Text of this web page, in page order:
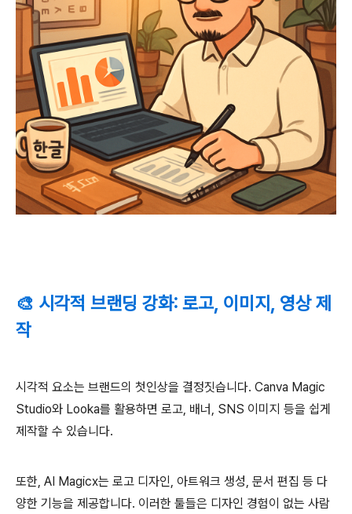
🎨 시각적 브랜딩 강화: 로고, 이미지, 영상 제
작
시각적 요소는 브랜드의 첫인상을 결정짓습니다. Canva Magic
Studio와 Looka를 활용하면 로고, 배너, SNS 이미지 등을 쉽게
제작할 수 있습니다.
또한, AI Magicx는 로고 디자인, 아트워크 생성, 문서 편집 등 다
양한 기능을 제공합니다. 이러한 툴들은 디자인 경험이 없는 사람